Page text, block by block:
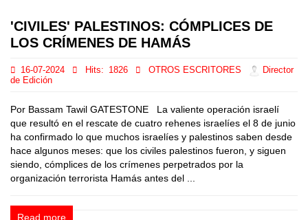
'CIVILES' PALESTINOS: CÓMPLICES DE
LOS CRÍMENES DE HAMÁS
16-07-2024 Hits: 1826 OTROS ESCRITORES
Director
de Edición
Por Bassam Tawil GATESTONE La valiente operación israelí
que resultó en el rescate de cuatro rehenes israelíes el 8 de junio
ha confirmado lo que muchos israelíes y palestinos saben desde
hace algunos meses: que los civiles palestinos fueron, y siguen
siendo, cómplices de los crímenes perpetrados por la
organización terrorista Hamás antes del ...
Read more